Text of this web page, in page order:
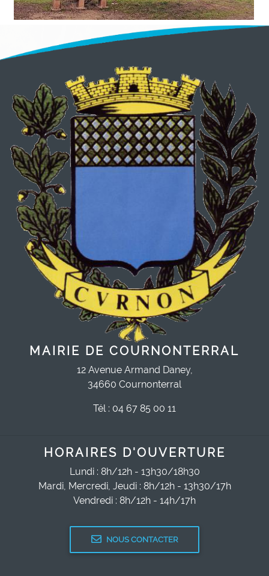
MAIRIE DE COURNONTERRAL
12 Avenue Armand Daney,
34660 Cournonterral
Tél : 04 67 85 00 11
HORAIRES D'OUVERTURE
Lundi : 8h/12h - 13h30/18h30
Mardi, Mercredi, Jeudi : 8h/12h - 13h30/17h
Vendredi : 8h/12h - 14h/17h
NOUS CONTACTER